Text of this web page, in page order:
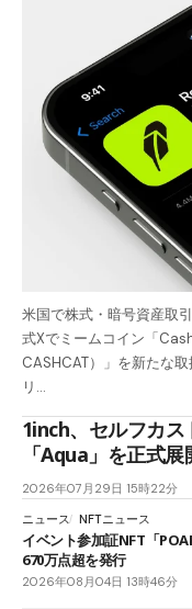
米国で株式・暗号資産取
式Xでミームコイン「
CASHCAT）」を新たな
リ…
1inch、セルフカ
「Aqua」を正式展
2026年07月29日 15時22分
ニュース NFTニュース
イベント参加証NFT「
670万点超を発行
2026年08月04日 13時46分